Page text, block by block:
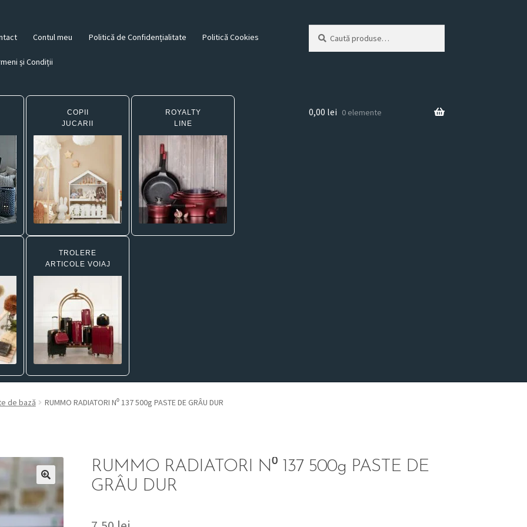
Contul meu Politică de Confidențialitate Politică Cookies
și Condiții
după:
COPII
JUCARII
ROYALTY
LINE
TROLERE
ARTICOLE VOIAJ
0,00 lei 0 elemente
de bază RUMMO RADIATORI N⁰ 137 500g PASTE DE GRÂU DUR
RUMMO RADIATORI N⁰ 137 500g PASTE DE
GRÂU DUR